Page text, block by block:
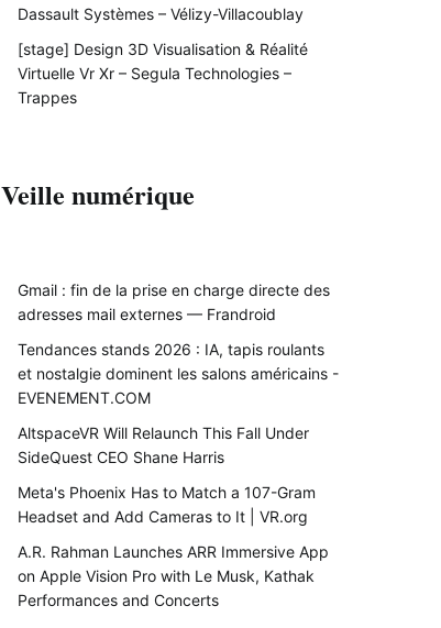
Dassault Systèmes – Vélizy-Villacoublay
[stage] Design 3D Visualisation & Réalité
Virtuelle Vr Xr – Segula Technologies –
Trappes
Veille numérique
Gmail : fin de la prise en charge directe des
adresses mail externes — Frandroid
Tendances stands 2026 : IA, tapis roulants
et nostalgie dominent les salons américains -
EVENEMENT.COM
AltspaceVR Will Relaunch This Fall Under
SideQuest CEO Shane Harris
Meta's Phoenix Has to Match a 107-Gram
Headset and Add Cameras to It | VR.org
A.R. Rahman Launches ARR Immersive App
on Apple Vision Pro with Le Musk, Kathak
Performances and Concerts